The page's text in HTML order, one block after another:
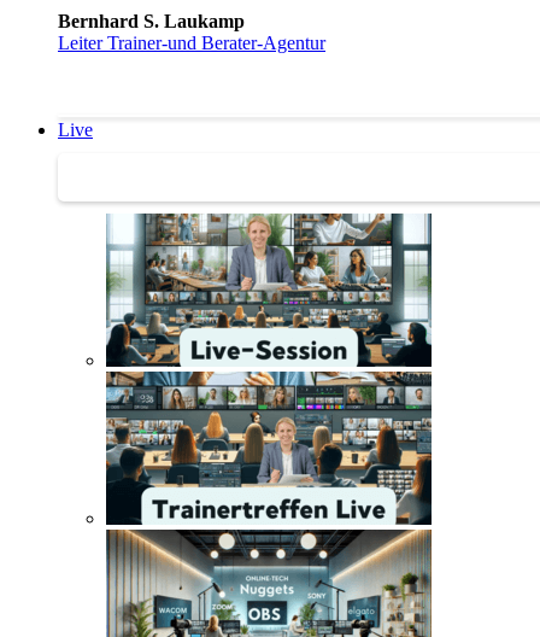
Bernhard S. Laukamp
Leiter Trainer-und Berater-Agentur
Live